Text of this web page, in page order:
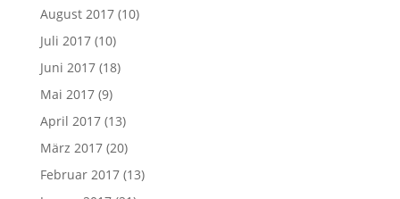
August 2017(10)
Juli 2017(10)
Juni 2017(18)
Mai 2017(9)
April 2017(13)
März 2017(20)
Februar 2017(13)